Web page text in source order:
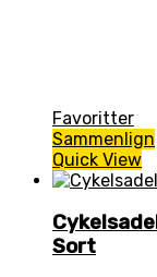
Favoritter
Sammenlign
Quick View
Sort